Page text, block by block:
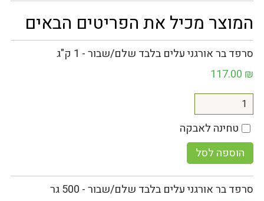
המוצר מכיל את הפריטים הבאים
סרפד בר אורגני עלים בלבד שלם/שבור - 1 ק"ג
117.00 ₪
טחינה לאבקה
הוספה לסל
סרפד בר אורגני עלים בלבד שלם/שבור - 500 גר